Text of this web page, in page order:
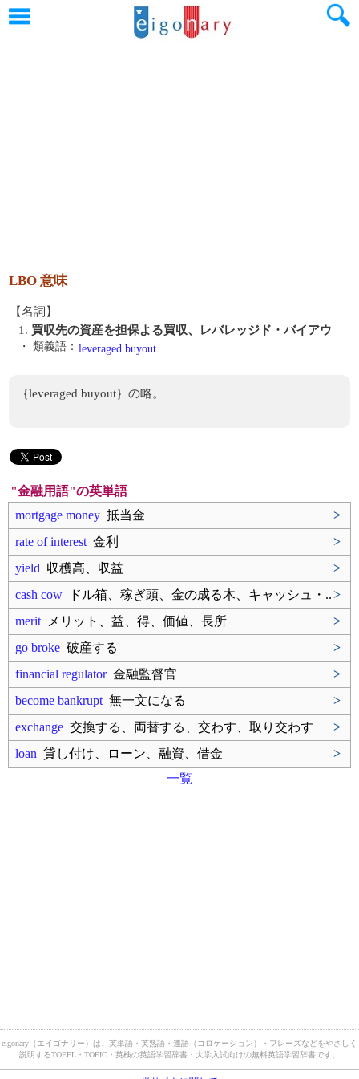
LBO 意味
【名詞】
1. 買収先の資産を担保よる買収、レバレッジド・バイアウ
・ 類義語： leveraged buyout
｛leveraged buyout｝の略。
"金融用語"の英単語
mortgage money 抵当金
>
rate of interest 金利
>
yield 収穫高、収益
>
cash cow ドル箱、稼ぎ頭、金の成る木、キャッシュ・..>
merit メリット、益、得、価値、長所
>
go broke 破産する
>
financial regulator金融監督官
>
become bankrupt 無一文になる
>
exchange 交換する、両替する、交わす、取り交わす
>
loan 貸し付け、ローン、融資、借金
>
一覧
eigonary（エイゴナリー）は、英単語・英熟語・連語（コロケーション）・フレーズなどをやさしく
説明するTOEFL・TOEIC・英検の英語学習辞書・大学入試向けの無料英語学習辞書です。